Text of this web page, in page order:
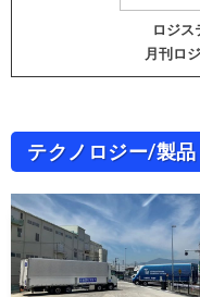
ロジス
月刊ロ
テクノロジー/製品